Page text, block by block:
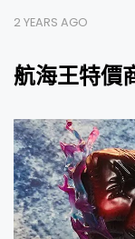
2 YEARS AGO
航海王特價